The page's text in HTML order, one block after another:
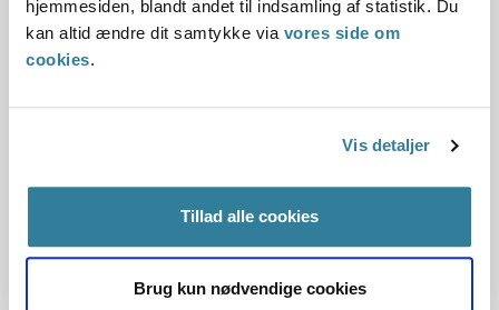
hjemmesiden, blandt andet til indsamling af statistik. Du
kan altid ændre dit samtykke via vores side om
cookies.
Vis detaljer
Tillad alle cookies
Brug kun nødvendige cookies
Dato for underskrift
02.04.2013
Paragraf